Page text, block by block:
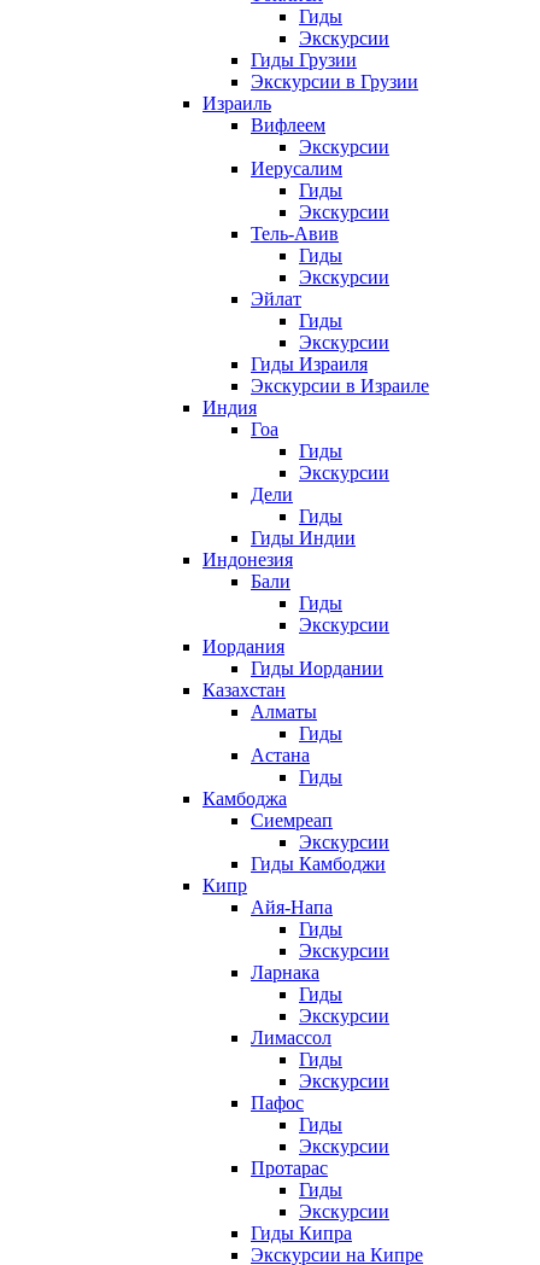
Гиды
Экскурсии
Гиды Грузии
Экскурсии в Грузии
Израиль
Вифлеем
Экскурсии
Иерусалим
Гиды
Экскурсии
Тель-Авив
Гиды
Экскурсии
Эйлат
Гиды
Экскурсии
Гиды Израиля
Экскурсии в Израиле
Индия
Гоа
Гиды
Экскурсии
Дели
Гиды
Гиды Индии
Индонезия
Бали
Гиды
Экскурсии
Иордания
Гиды Иордании
Казахстан
Алматы
Гиды
Астана
Гиды
Камбоджа
Сиемреап
Экскурсии
Гиды Камбоджи
Кипр
Айя-Напа
Гиды
Экскурсии
Ларнака
Гиды
Экскурсии
Лимассол
Гиды
Экскурсии
Пафос
Гиды
Экскурсии
Протарас
Гиды
Экскурсии
Гиды Кипра
Экскурсии на Кипре